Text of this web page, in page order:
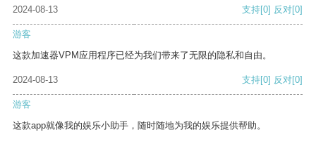
2024-08-13 支持[0] 反对[0]
游客
这款加速器VPM应用程序已经为我们带来了无限的隐私和自由。
2024-08-13 支持[0] 反对[0]
游客
这款app就像我的娱乐小助手，随时随地为我的娱乐提供帮助。